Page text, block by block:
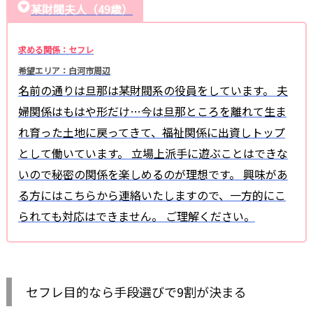
某財閥夫人（49歳）
求める関係：セフレ
希望エリア：白河市周辺
名前の通りは旦那は某財閥系の役員をしています。 夫
婦関係はもはや形だけ…今は旦那ところを離れて生ま
れ育った土地に戻ってきて、福祉関係に出資しトップ
として働いています。 立場上派手に遊ぶことはできな
いので秘密の関係を楽しめるのが理想です。 興味があ
る方にはこちらから連絡いたしますので、一方的にこ
られても対応はできません。 ご理解ください。
セフレ目的なら手段選びで9割が決まる